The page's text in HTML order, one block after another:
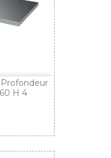
Profondeur
H 4